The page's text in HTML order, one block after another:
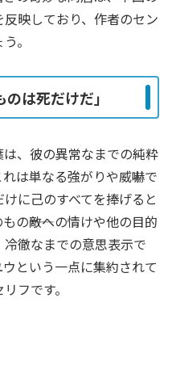
映しており、作者のセン
。
は死だけだ」
、彼の異常なまでの純粋
は単なる強がりや威嚇で
に己のすべてを捧げると
の――敵への情けや他の目的
冷徹なまでの意思表示で
という一点に集約されて
フです。